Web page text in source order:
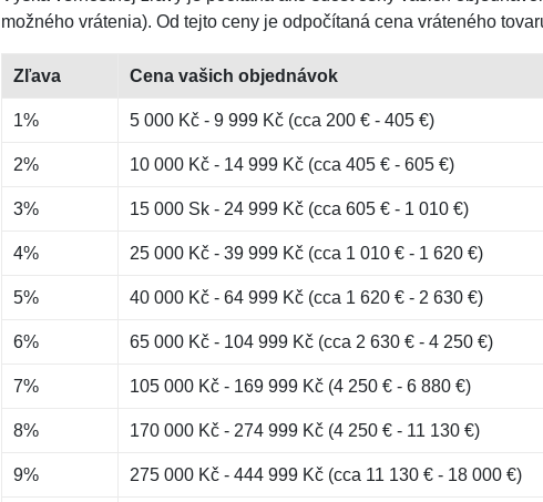
možného vrátenia). Od tejto ceny je odpočítaná cena vráteného
Zľava Cena vašich objednávok
1% 5 000 Kč - 9 999 Kč (cca 200 € - 405 €)
2% 10 000 Kč - 14 999 Kč (cca 405 € - 605 €)
3% 15 000 Sk - 24 999 Kč (cca 605 € - 1 010 €)
4% 25 000 Kč - 39 999 Kč (cca 1 010 € - 1 620 €)
5% 40 000 Kč - 64 999 Kč (cca 1 620 € - 2 630 €)
6% 65 000 Kč - 104 999 Kč (cca 2 630 € - 4 250 €)
7% 105 000 Kč - 169 999 Kč (4 250 € - 6 880 €)
8% 170 000 Kč - 274 999 Kč (4 250 € - 11 130 €)
9% 275 000 Kč - 444 999 Kč (cca 11 130 € - 18 000 €)